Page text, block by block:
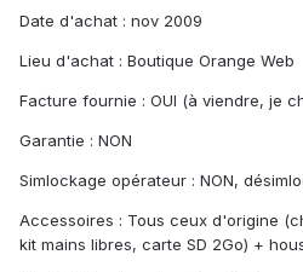
Date d'achat : nov 2009
Lieu d'achat : Boutique Orange Web
Facture fournie : OUI (à viendre, je
Garantie : NON
Simlockage opérateur : NON,
Accessoires : Tous ceux d'origine
kit mains libres, carte SD 2Go) +